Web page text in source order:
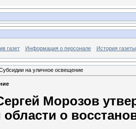
газет Информация о персонале История газеты
на уличное освещение
Морозов
области о